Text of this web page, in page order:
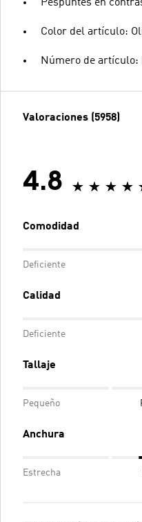
Pespuntes en
Color del artículo:
Número de artículo:
Valoraciones (5958)
4.8
Comodidad
Deficiente
Calidad
Deficiente
Tallaje
Pequeño
Anchura
Estrecha